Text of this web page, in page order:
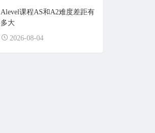
Alevel课程AS和A2难度差距有
多大
2026-08-04